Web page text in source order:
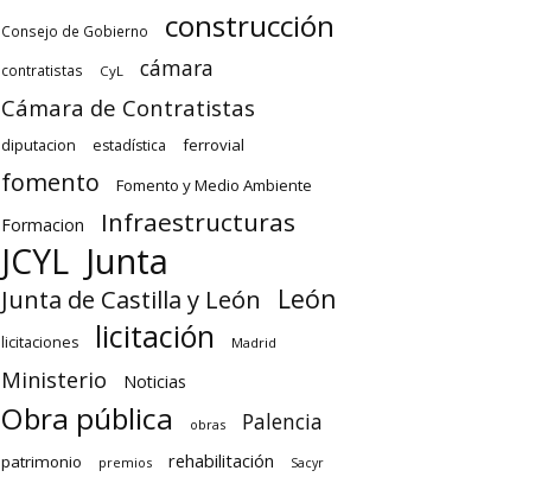
Consejo de Gobierno construcción
contratistas CyL cámara
Cámara de Contratistas
diputacion estadística ferrovial
fomento Fomento y Medio Ambiente
Formacion Infraestructuras
JCYL Junta
Junta de Castilla y León León
licitaciones licitación Madrid
Ministerio Noticias
Obra pública obras Palencia
patrimonio premios rehabilitación Sacyr